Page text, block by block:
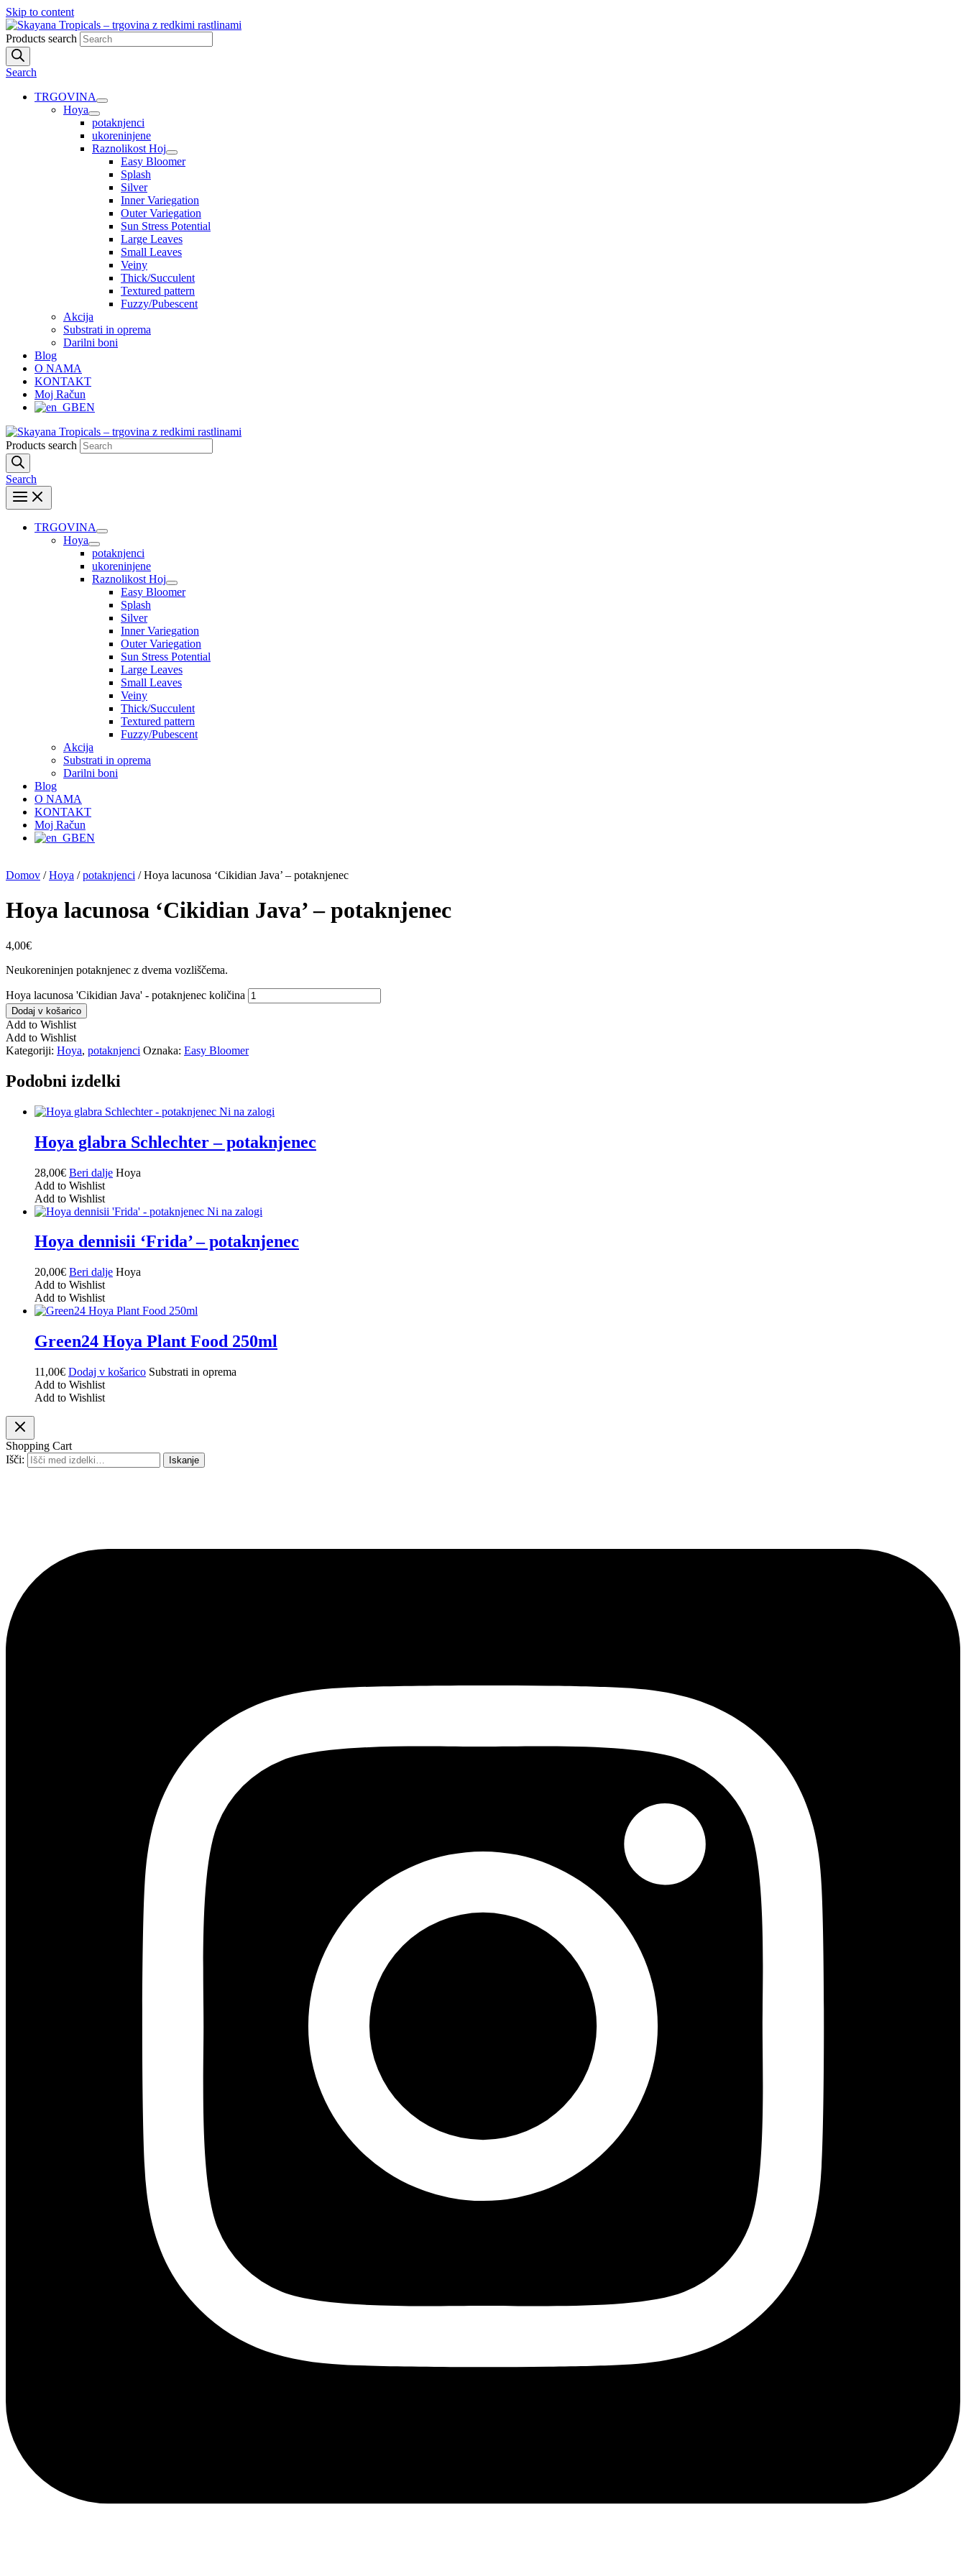
Skip to content
Products search
Search
TRGOVINA
Hoya
potaknjenci
ukoreninjene
Raznolikost Hoj
Easy Bloomer
Splash
Silver
Inner Variegation
Outer Variegation
Sun Stress Potential
Large Leaves
Small Leaves
Veiny
Thick/Succulent
Textured pattern
Fuzzy/Pubescent
Akcija
Substrati in oprema
Darilni boni
Blog
O NAMA
KONTAKT
Moj Račun
EN
Products search
Search
TRGOVINA
Hoya
potaknjenci
ukoreninjene
Raznolikost Hoj
Easy Bloomer
Splash
Silver
Inner Variegation
Outer Variegation
Sun Stress Potential
Large Leaves
Small Leaves
Veiny
Thick/Succulent
Textured pattern
Fuzzy/Pubescent
Akcija
Substrati in oprema
Darilni boni
Blog
O NAMA
KONTAKT
Moj Račun
EN
Domov /Hoya /potaknjenci / Hoya lacunosa ‘Cikidian Java’ – potaknjenec
Hoya lacunosa ‘Cikidian Java’ – potaknjenec
4,00€
Neukoreninjen potaknjenec z dvema vozliščema.
Hoya lacunosa 'Cikidian Java' - potaknjenec količina
Dodaj v košarico
Add to Wishlist
Add to Wishlist
Kategoriji: Hoya, potaknjenci Oznaka: Easy Bloomer
Podobni izdelki
Ni na zalogi
Hoya glabra Schlechter – potaknjenec
28,00€ Beri dalje Hoya
Add to Wishlist
Add to Wishlist
Ni na zalogi
Hoya dennisii ‘Frida’ – potaknjenec
20,00€ Beri dalje Hoya
Add to Wishlist
Add to Wishlist
Green24 Hoya Plant Food 250ml
11,00€ Dodaj v košarico Substrati in oprema
Add to Wishlist
Add to Wishlist
Shopping Cart
Išči:
Iskanje